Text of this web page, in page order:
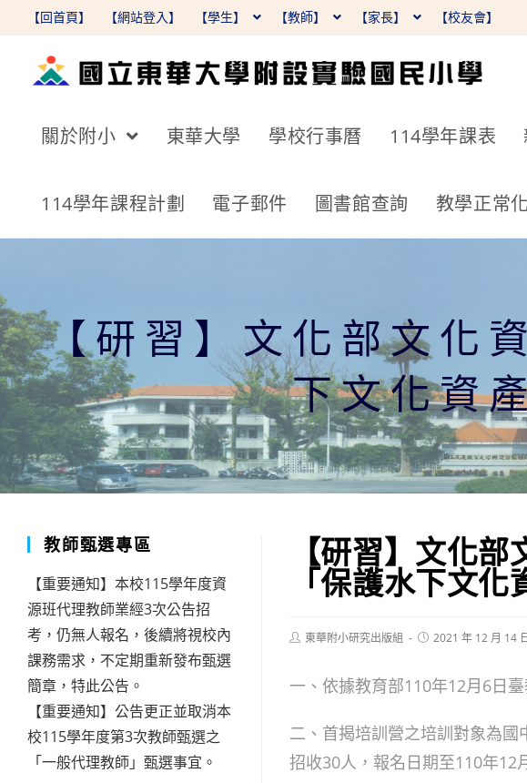
【回首頁】 【網站登入】 【學生】 【教師】 【家長】 【校友會】
關於附小 東華大學 學校行事曆 114學年課表
114學年課程計劃 電子郵件 圖書館查詢 教學正常
【研習】文化部文化
下文化資
【研習】文化
「保護水下文化
Post東華附小研究出版組
Post2021 年 12 月 14
一、依據教育部110年12月6日
二、首揭培訓營之培訓對象為
招收30人，報名日期至110年12
教師甄選專區
【重要通知】本校115學年度資
源班代理教師業經3次公告招
考，仍無人報名，後續將視校內
課務需求，不定期重新發布甄選
簡章，特此公告。
【重要通知】公告更正並取消本
校115學年度第3次教師甄選之
「一般代理教師」甄選事宜。